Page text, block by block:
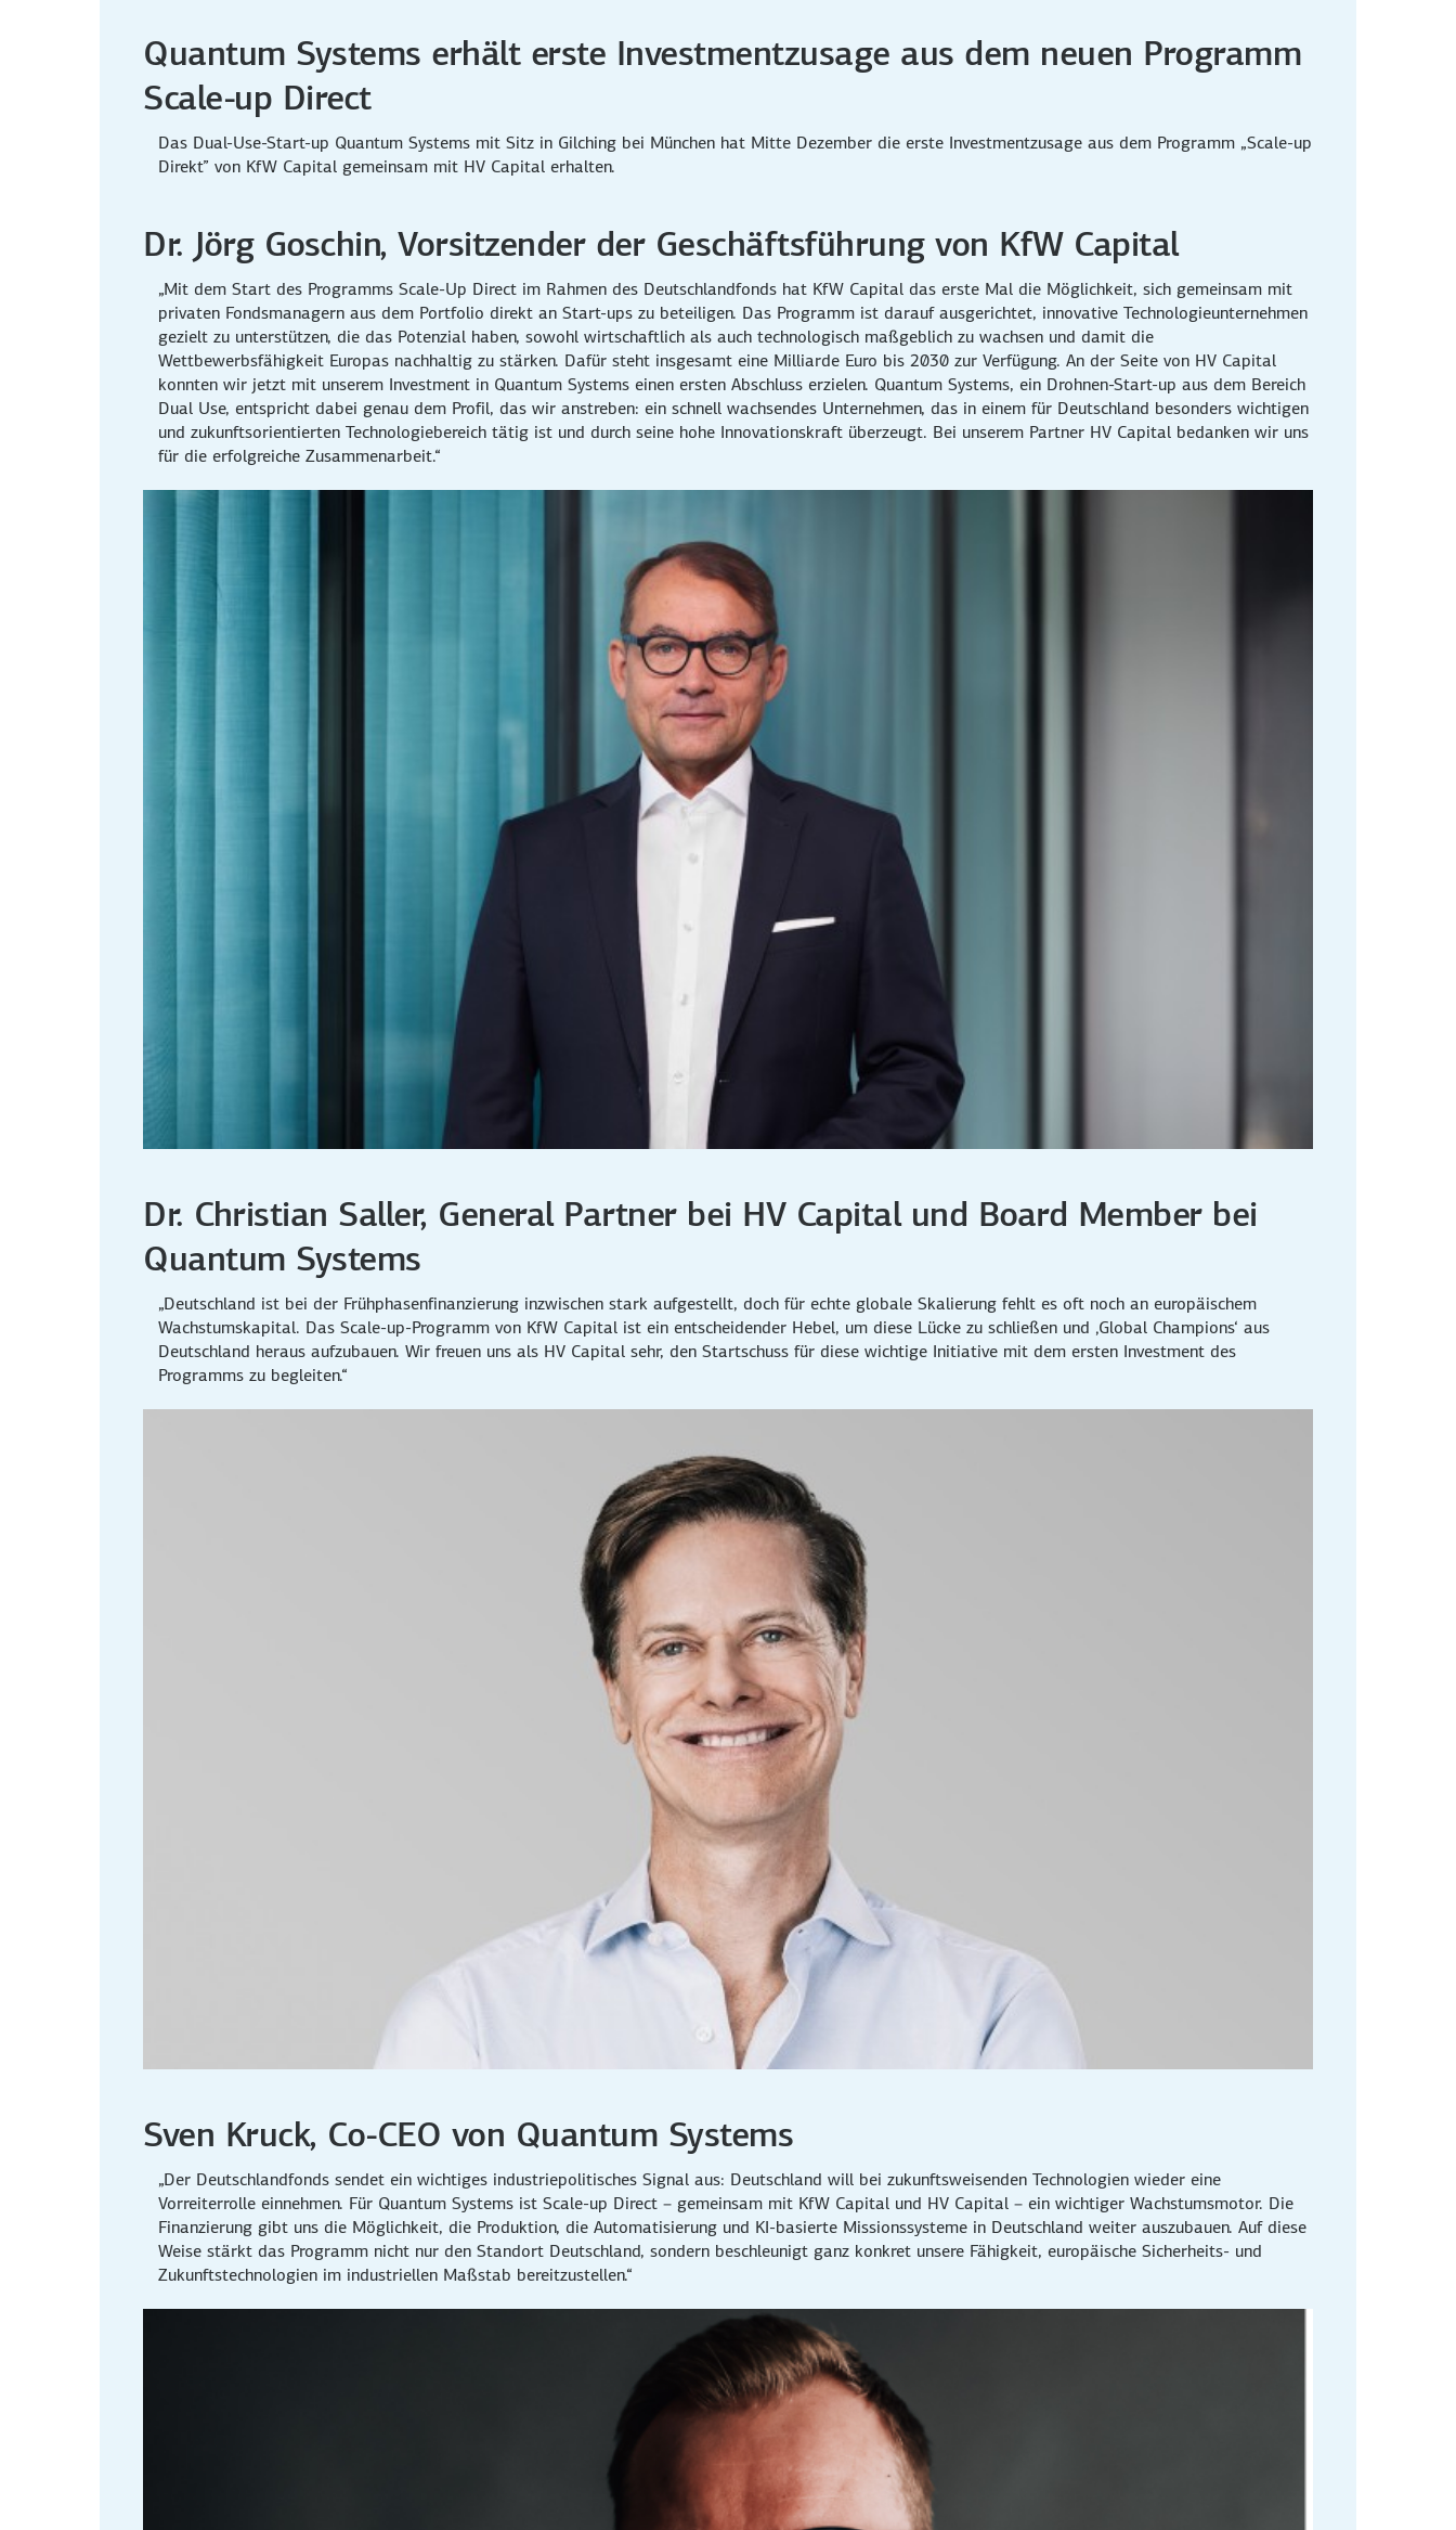
Quantum Systems erhält erste Investmentzusage aus dem neuen Programm
Scale-up Direct
Das Dual-Use-Start-up Quantum Systems mit Sitz in Gilching bei München hat Mitte Dezember die erste Investmentzusage aus dem Programm „Scale-up
Direkt” von KfW Capital gemeinsam mit HV Capital erhalten.
Dr. Jörg Goschin, Vorsitzender der Geschäftsführung von KfW Capital
„Mit dem Start des Programms Scale-Up Direct im Rahmen des Deutschlandfonds hat KfW Capital das erste Mal die Möglichkeit, sich gemeinsam mit
privaten Fondsmanagern aus dem Portfolio direkt an Start-ups zu beteiligen. Das Programm ist darauf ausgerichtet, innovative Technologieunternehmen
gezielt zu unterstützen, die das Potenzial haben, sowohl wirtschaftlich als auch technologisch maßgeblich zu wachsen und damit die
Wettbewerbsfähigkeit Europas nachhaltig zu stärken. Dafür steht insgesamt eine Milliarde Euro bis 2030 zur Verfügung. An der Seite von HV Capital
konnten wir jetzt mit unserem Investment in Quantum Systems einen ersten Abschluss erzielen. Quantum Systems, ein Drohnen-Start-up aus dem Bereich
Dual Use, entspricht dabei genau dem Profil, das wir anstreben: ein schnell wachsendes Unternehmen, das in einem für Deutschland besonders wichtigen
und zukunftsorientierten Technologiebereich tätig ist und durch seine hohe Innovationskraft überzeugt. Bei unserem Partner HV Capital bedanken wir uns
für die erfolgreiche Zusammenarbeit.“
Dr. Christian Saller, General Partner bei HV Capital und Board Member bei
Quantum Systems
„Deutschland ist bei der Frühphasenfinanzierung inzwischen stark aufgestellt, doch für echte globale Skalierung fehlt es oft noch an europäischem
Wachstumskapital. Das Scale-up-Programm von KfW Capital ist ein entscheidender Hebel, um diese Lücke zu schließen und ‚Global Champions‘ aus
Deutschland heraus aufzubauen. Wir freuen uns als HV Capital sehr, den Startschuss für diese wichtige Initiative mit dem ersten Investment des
Programms zu begleiten.“
Sven Kruck, Co-CEO von Quantum Systems
„Der Deutschlandfonds sendet ein wichtiges industriepolitisches Signal aus: Deutschland will bei zukunftsweisenden Technologien wieder eine
Vorreiterrolle einnehmen. Für Quantum Systems ist Scale-up Direct – gemeinsam mit KfW Capital und HV Capital – ein wichtiger Wachstumsmotor. Die
Finanzierung gibt uns die Möglichkeit, die Produktion, die Automatisierung und KI-basierte Missionssysteme in Deutschland weiter auszubauen. Auf diese
Weise stärkt das Programm nicht nur den Standort Deutschland, sondern beschleunigt ganz konkret unsere Fähigkeit, europäische Sicherheits- und
Zukunftstechnologien im industriellen Maßstab bereitzustellen.“